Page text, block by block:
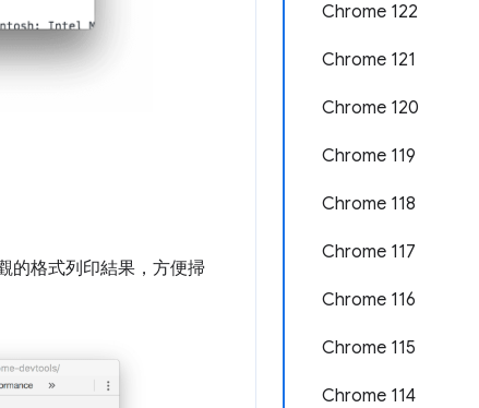
Chrome 122
Chrome 121
Chrome 120
Chrome 119
Chrome 118
Chrome 117
Chrome 116
Chrome 115
Chrome 114
的格式列印結果，方便掃